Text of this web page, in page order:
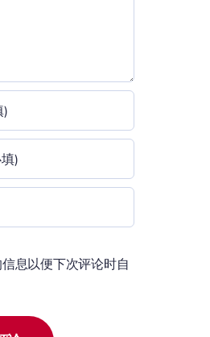
息以便下次评论时自